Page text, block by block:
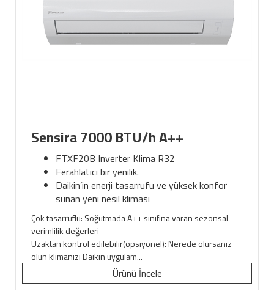
Sensira 7000 BTU/h A++
FTXF20B Inverter Klima R32
Ferahlatıcı bir yenilik.
Daikin’in enerji tasarrufu ve yüksek konfor
sunan yeni nesil kliması
Çok tasarruflu: Soğutmada A++ sınıfına varan sezonsal
verimlilik değerleri
Uzaktan kontrol edilebilir(opsiyonel): Nerede olursanız
olun klimanızı Daikin uygulam...
Ürünü İncele